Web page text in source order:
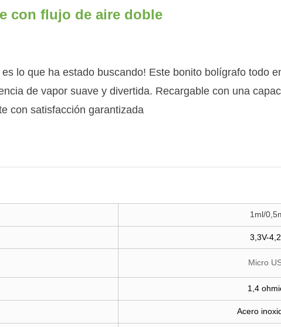
con flujo de aire doble
lo que ha estado buscando! Este bonito bolígrafo todo
de vapor suave y divertida. Recargable con una
con satisfacción garantizada
1ml/
3,3V-
Micro
1,4
Acero